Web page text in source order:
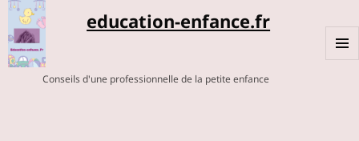
education-enfance.fr
Conseils d'une professionnelle de la petite enfance